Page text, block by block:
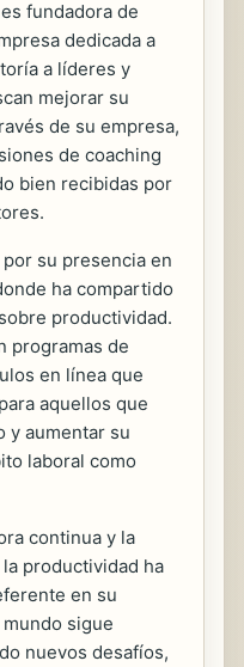
fundadora de
dedicada a
a líderes y
mejorar su
de su empresa,
de coaching
bien recibidas por
su presencia en
ha compartido
productividad.
programas de
en línea que
aquellos que
y aumentar su
laboral como
continua y la
productividad ha
en su
sigue
nuevos desafíos,